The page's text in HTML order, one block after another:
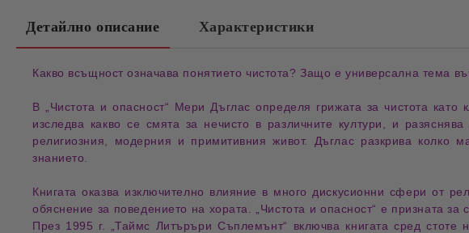
Детайлно описание Характеристики
Какво всъщност означава понятието чистота? Защо е универсална тема
В „ Чистота и опасност“ Мери Дъглас определя грижата за чистота като
изследва какво се смята за нечисто в различните култури, и
религиозния, модерния и примитивния живот. Дъглас разкрива
знанието.
Книгата оказва изключително влияние в много дискусионни сфери от
обяснение за поведението на хората. „Чистота и опасност“ е призната
През 1995 г. „Таймс Литъръри Съплемънт“ включва книгата сред стоте